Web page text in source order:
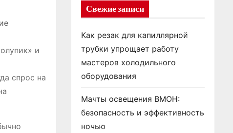
и
спрос на
Свежие записи
Как резак для капиллярной
трубки упрощает работу
мастеров холодильного
оборудования
Мачты освещения ВМОН:
безопасность и эффективность
ночью